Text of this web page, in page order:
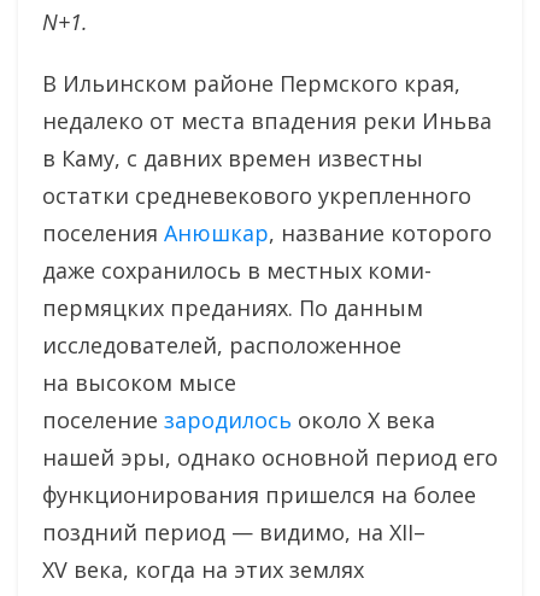
N+1.
В Ильинском районе Пермского края,
недалеко от места впадения реки Иньва
в Каму, с давних времен известны
остатки средневекового укрепленного
поселения Анюшкар, название которого
даже сохранилось в местных коми-
пермяцких преданиях. По данным
исследователей, расположенное
на высоком мысе
поселение зародилось около X века
нашей эры, однако основной период его
функционирования пришелся на более
поздний период — видимо, на XII–
XV века, когда на этих землях